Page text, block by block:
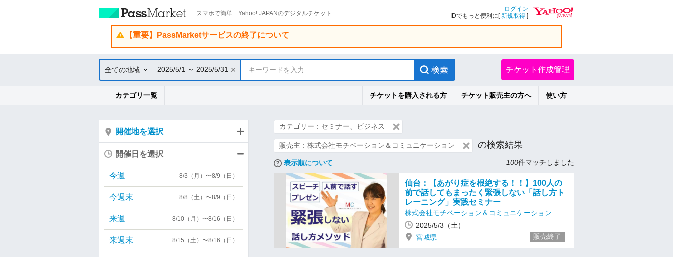
スマホで簡単 Yahoo! JAPANのデジタルチケット
ログイン
IDでもっと便利に[新規取得 ]
【重要】PassMarketサービスの終了について
全ての地域 2025/5/1 ～ 2025/5/31 キーワードを入力 チケット作成管理
カテゴリ一覧 チケットを購入される方 チケット販売主の方へ 使い方
カテゴリー：セミナー、ビジネス
販売主：株式会社モチベーション＆コミュニケーション の検索結果
表示順について 100件マッチしました
仙台：【あがり症を根絶する！！】100人の
前で話してもまったく緊張しない「話し方ト
レーニング」実践セミナー
株式会社モチベーション＆コミュニケーション
2025/5/3（土）
宮城県
販売終了
開催地を選択
開催日を選択
今週 8/3（月）〜8/9（日）
今週末 8/8（土）〜8/9（日）
来週 8/10（月）〜8/16（日）
来週末 8/15（土）〜8/16（日）